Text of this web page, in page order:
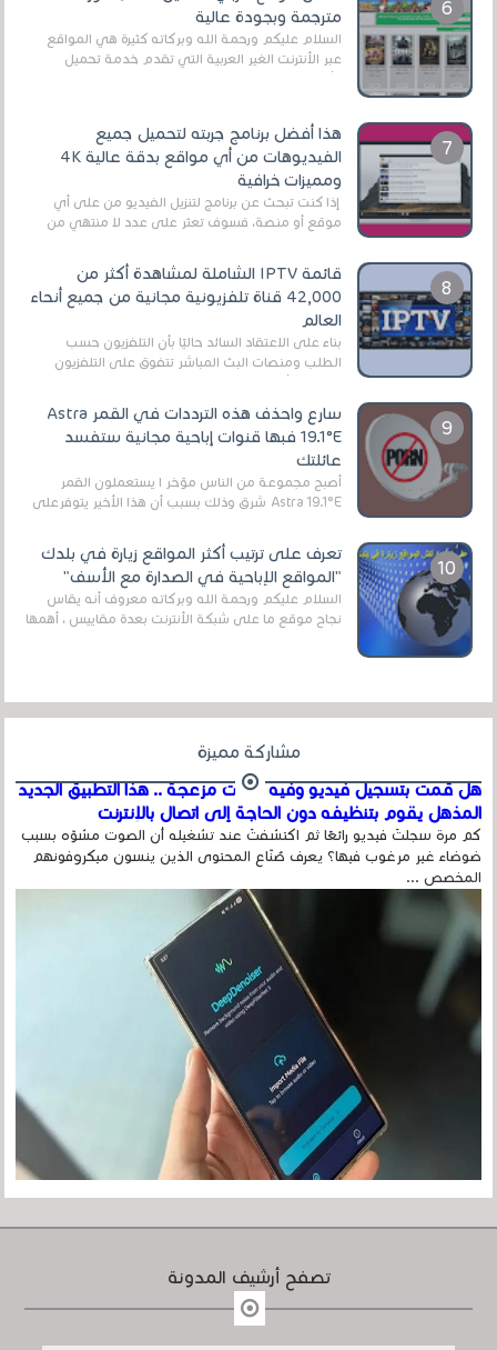
مترجمة وبجودة عالية
السلام عليكم ورحمة الله وبركاته كثيرة هي المواقع
عبر الأنترنت الغير العربية التي تقدم خدمة تحميل
الأفلام على التورنت ، ومعظم هذه المواقع ل...
هذا أفضل برنامج جربته لتحميل جميع
الفيديوهات من أي مواقع بدقة عالية 4K
ومميزات خرافية
إذا كنت تبحث عن برنامج لتنزيل الفيديو من على أي
موقع أو منصة، فسوف تعثر على عدد لا منتهي من
قائمة IPTV الشاملة لمشاهدة أكثر من
42,000 قناة تلفزيونية مجانية من جميع أنحاء
العالم
بناءً على الاعتقاد السائد حاليًا بأن التلفزيون حسب
الطلب ومنصات البث المباشر تتفوق على التلفزيون
الرقمي الأرضي التقليدي، يُعدّ IPTV-org خيار...
سارع واحذف هذه الترددات في القمر Astra
19.1°E فبها قنوات إباحية مجانية ستفسد
عائلتك
أصبح مجموعة من الناس مؤخر ا يستعملون القمر
Astra 19.1°E شرق وذلك بسبب أن هذا الأخير يتوفرعلى
تعرف على ترتيب أكثر المواقع زيارة في بلدك
"المواقع الإباحية في الصدارة مع الأسف"
السلام عليكم ورحمة الله وبركاته معروف أنه يقاس
نجاح موقع ما على شبكة الأنترنت بعدة مقاييس ، أهمها
مشاركة مميزة
هل قمت بتسجيل فيديو وفيه أصوت مزعجة .. هذا التطبيق الجديد
المذهل يقوم بتنظيفه دون الحاجة إلى اتصال بالإنترنت
كم مرة سجلتَ فيديو رائعًا ثم اكتشفتَ عند تشغيله أن الصوت مشوّه بسبب
ضوضاء غير مرغوب فيها؟ يعرف صُنّاع المحتوى الذين ينسون ميكروفونهم
المخصص ...
تصفح أرشيف المدونة